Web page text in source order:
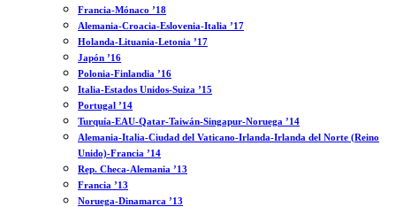
Francia-Mónaco ’18
Alemania-Croacia-Eslovenia-Italia ’17
Holanda-Lituania-Letonia ’17
Japón ’16
Polonia-Finlandia ’16
Italia-Estados Unidos-Suiza ’15
Portugal ’14
Turquía-EAU-Qatar-Taiwán-Singapur-Noruega ’14
Alemania-Italia-Ciudad del Vaticano-Irlanda-Irlanda del Norte (Reino
Unido)-Francia ’14
Rep. Checa-Alemania ’13
Francia ’13
Noruega-Dinamarca ’13